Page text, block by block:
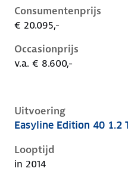
Consumentenprijs
€ 20.095,-
Occasionprijs
v.a. € 8.600,-
Uitvoering
Volkswagen Golf vii,
Easyline Edition 40 1.2
Looptijd
in 2014